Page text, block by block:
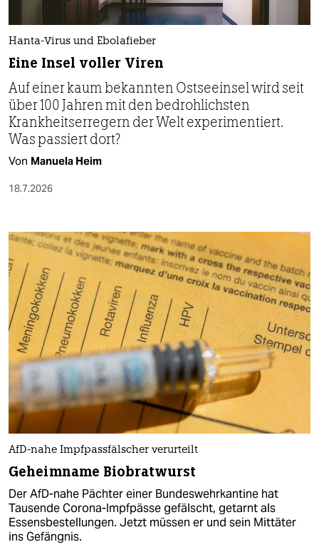
Hanta-Virus und Ebolafieber
Eine Insel voller Viren
Auf einer kaum bekannten Ostseeinsel wird seit
über 100 Jahren mit den bedrohlichsten
Krankheitserregern der Welt experimentiert.
Was passiert dort?
Von Manuela Heim
18.7.2026
AfD-nahe Impfpassfälscher verurteilt
Geheimname Biobratwurst
Der AfD-nahe Pächter einer Bundeswehrkantine hat
Tausende Corona-Impfpässe gefälscht, getarnt als
Essensbestellungen. Jetzt müssen er und sein Mittäter
ins Gefängnis.